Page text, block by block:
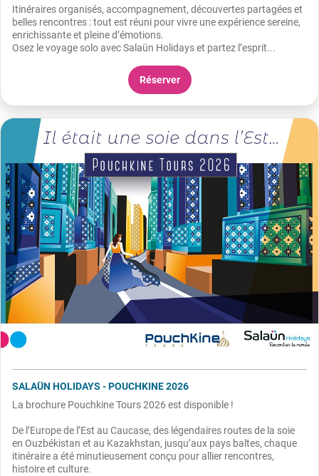
Itinéraires organisés, accompagnement, découvertes partagées et
belles rencontres : tout est réuni pour vivre une expérience sereine,
enrichissante et pleine d’émotions.
Osez le voyage solo avec Salaün Holidays et partez l’esprit...
Réserver
SALAÜN HOLIDAYS - POUCHKINE 2026
La brochure Pouchkine Tours 2026 est disponible !
De l’Europe de l’Est au Caucase, des légendaires routes de la soie
en Ouzbékistan et au Kazakhstan, jusqu’aux pays baltes, chaque
itinéraire a été minutieusement conçu pour allier rencontres,
histoire et culture.